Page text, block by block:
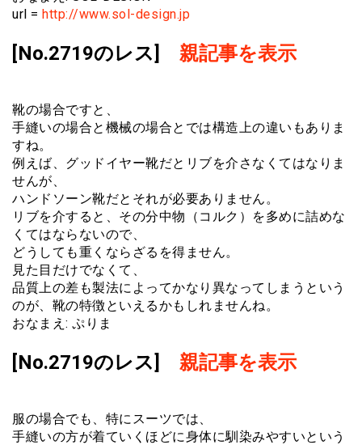
url = http://www.sol-design.jp
[No.2719のレス] 親記事を表示
靴の場合ですと、
手縫いの場合と機械の場合とでは構造上の違いもありま
すね。
例えば、グッドイヤー靴だとリブを介さなくてはなりま
せんが、
ハンドソーン靴だとそれが必要ありません。
リブを介すると、その分中物（コルク）を多めに詰めな
くてはならないので、
どうしても重くならざるを得ません。
見た目だけでなくて、
品質上の差も製法によってかなり異なってしまうという
のが、靴の特徴といえるかもしれませんね。
おなまえ: ぷりま
[No.2719のレス] 親記事を表示
服の場合でも、特にスーツでは、
手縫いの方が着ていくほどに身体に馴染みやすいという